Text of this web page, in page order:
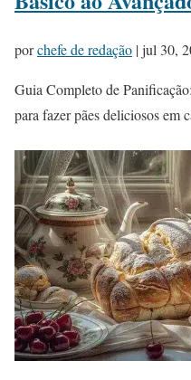
porchefe de redação |jul 30,
Guia Completo de
para fazer pães deliciosos em